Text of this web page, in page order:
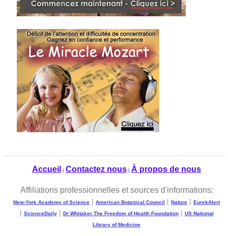
Accueil | Contactez nous | À propos de nous
Affiliations professionnelles et sources d'informations:
New-York Academy of Science | American Botanical Council | Nature | EurekAlert
| ScienceDaily| Dr Whitaker The Freedom of Health Foundation| US National
Library of Medicine